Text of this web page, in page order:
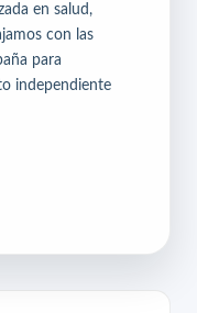
en salud,
con las
para
independiente